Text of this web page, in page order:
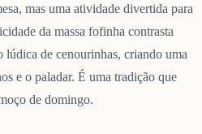
mas uma atividade divertida para
da massa fofinha contrasta
lúdica de cenourinhas, criando uma
e o paladar. É uma tradição que
de domingo.